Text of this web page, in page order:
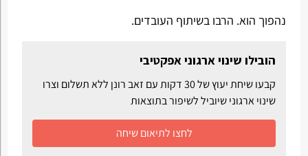
נהפוך הוא. הרבו בשיתוף העובדים.
הובילו שינוי ארגוני אפקטיבי
קבעו שיחת יעוץ של 30 דקות עם זאב רונן ללא תשלום וצרו
שינוי ארגוני שיוביל לשיפור בתוצאות
לחצו לתיאום שיחה